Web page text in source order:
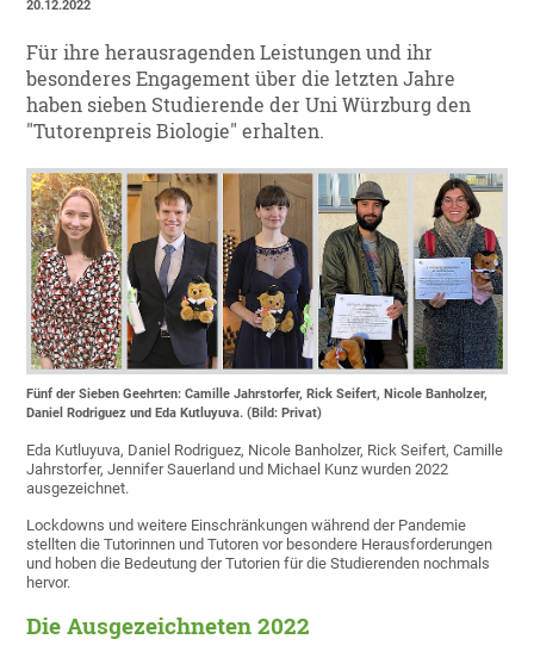
20.12.2022
Für ihre herausragenden Leistungen und ihr
besonderes Engagement über die letzten Jahre
haben sieben Studierende der Uni Würzburg den
"Tutorenpreis Biologie" erhalten.
Fünf der Sieben Geehrten: Camille Jahrstorfer, Rick Seifert, Nicole Banholzer,
Daniel Rodriguez und Eda Kutluyuva. (Bild: Privat)
Eda Kutluyuva, Daniel Rodriguez, Nicole Banholzer, Rick Seifert, Camille
Jahrstorfer, Jennifer Sauerland und Michael Kunz wurden 2022
ausgezeichnet.
Lockdowns und weitere Einschränkungen während der Pandemie
stellten die Tutorinnen und Tutoren vor besondere Herausforderungen
und hoben die Bedeutung der Tutorien für die Studierenden nochmals
hervor.
Die Ausgezeichneten 2022